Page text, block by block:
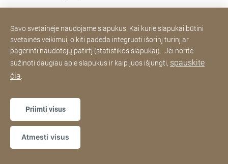
Įmonės kodas: 304436514
Adresas: Ukmergės g. 241,
LT-07108 Vilnius, Lietuva
PVM mokėtojo kodas: LT100010641417
JURA oficialus aptarnavimo centras
OU Rickman Trade Lietuvos filialas
Savo svetainėje naudojame slapukus. Kai kurie slapukai būtini
svetainės veikimui, o kiti padeda integruoti išorinį turinį ar
pagerinti naudotojų patirtį (statistikos slapukai).. Jei norite
sužinoti daugiau apie slapukus ir kaip juos išjungti, spauskite
čia
Priimti visus
Atmesti visus